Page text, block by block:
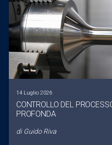
14 Luglio 2026
CONTROLLO DEL
PROFONDA
di Guido Riva